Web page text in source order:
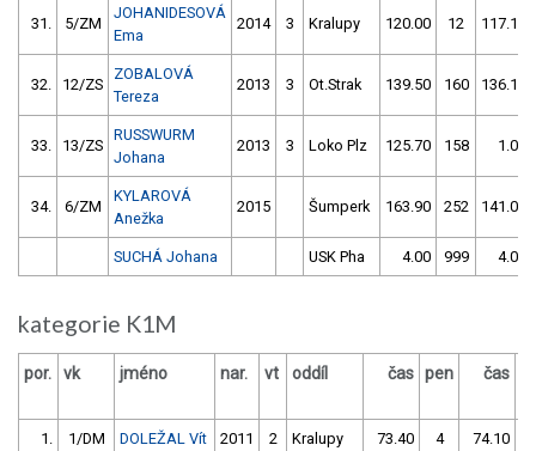
31. 5/ZM
JOHANIDESOVÁ
Ema
2014 3 Kralupy 120.00 12 117.10
32. 12/ZS
ZOBALOVÁ
Tereza
2013 3 Ot.Strak 139.50 160 136.10
33. 13/ZS
RUSSWURM
Johana
2013 3 Loko Plz 125.70 158 1.00
34. 6/ZM
KYLAROVÁ
Anežka
2015 Šumperk 163.90 252 141.00
SUCHÁ Johana USK Pha 4.00 999 4.00
kategorie K1M
por. vk jméno nar. vt oddíl čas pen čas
1. 1/DM DOLEŽAL Vít 2011 2 Kralupy 73.40 4 74.10